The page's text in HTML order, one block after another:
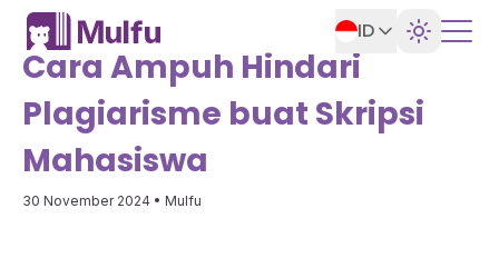
ID
Cara Ampuh Hindari
Plagiarisme buat Skripsi
Mahasiswa
30 November 2024 • Mulfu